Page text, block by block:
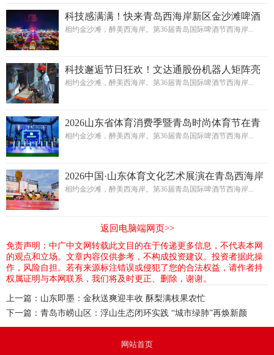
科技感满满！快来青岛西海岸新区金沙滩啤酒
城解锁酷炫体验
相约金沙滩，醉美西海岸。第36届青岛国际啤酒节西海岸...
科技邂逅节日狂欢！文达通股份机器人矩阵亮
相第36届青岛国际啤酒节西海岸会场
相约金沙滩，醉美西海岸。第36届青岛国际啤酒节西海岸...
2026山东省体育消费季暨青岛时尚体育节在青
岛西海岸新区金沙滩啤酒城启动
相约金沙滩，醉美西海岸。第36届青岛国际啤酒节西海岸...
2026中国·山东体育文化艺术展演在青岛西海岸
新区金沙滩啤酒城即将燃情启幕
相约金沙滩，醉美西海岸。第36届青岛国际啤酒节西海岸...
返回电脑端网页>>
免责声明：中广中文网转载此文目的在于传递更多信息，不代表本网
的观点和立场。文章内容仅供参考，不构成投资建议。投资者据此操
作，风险自担。若有来源标注错误或侵犯了您的合法权益，请作者持
权属证明与本网联系，我们将及时更正、删除，谢谢。
上一篇： 山东即墨：金秋送爽迎丰收 酥梨满枝果农忙
下一篇： 青岛市崂山区：浮山生态闭环实践 “城市绿肺”再焕新颜
网站首页